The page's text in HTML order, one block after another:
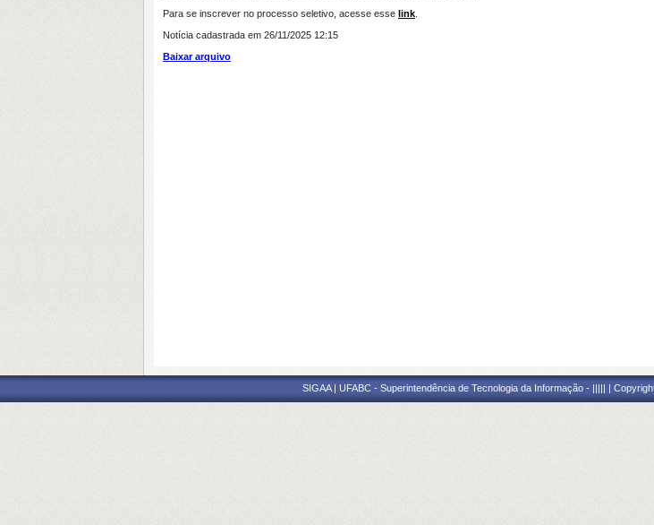
Para se inscrever no processo seletivo, acesse esse link
Notícia cadastrada em 26/11/2025 12:15
Baixar arquivo
SIGAA | UFABC - Superintendência de Tecnologia da Informação - ||||| |